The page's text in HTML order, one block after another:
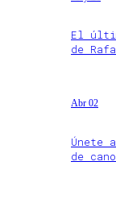
El
de
Abr 02
Únete
de